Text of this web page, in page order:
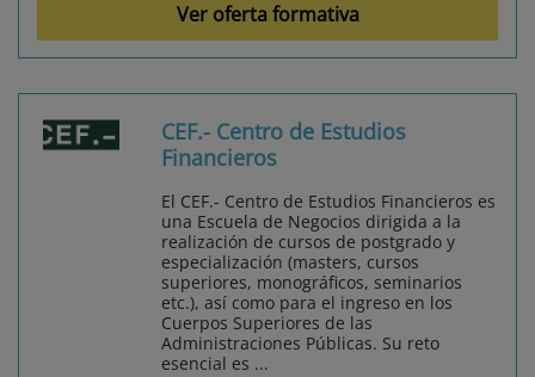
Ver oferta formativa
CEF.- Centro de Estudios
Financieros
El CEF.- Centro de Estudios Financieros es
una Escuela de Negocios dirigida a la
realización de cursos de postgrado y
especialización (masters, cursos
superiores, monográficos, seminarios
etc.), así como para el ingreso en los
Cuerpos Superiores de las
Administraciones Públicas. Su reto
esencial es ...